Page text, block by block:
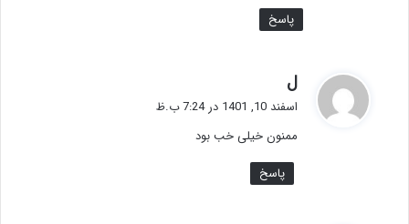
پاسخ
ل
ف
:
اسفند 10, 1401 در 7:24 ب.ظ
ممنون خیلی خب بود
پاسخ